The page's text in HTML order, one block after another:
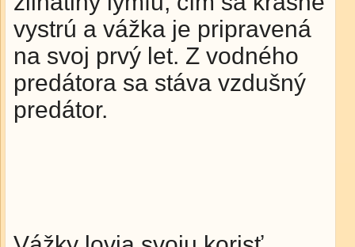
vystrú a vážka je pripravená
na svoj prvý let. Z vodného
predátora sa stáva vzdušný
predátor.